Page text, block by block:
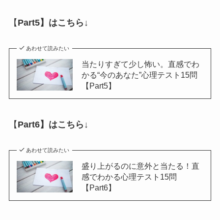
【 Part5】はこちら↓
あわせて読みたい
当たりすぎて少し怖い。直感でわ
かる“今のあなた”心理テスト15問
【Part5】
【 Part6】はこちら↓
あわせて読みたい
盛り上がるのに意外と当たる！直
感でわかる心理テスト15問
【Part6】